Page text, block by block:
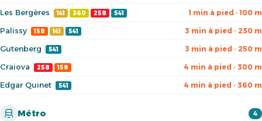
Les Bergères 141 360 258 541 1 min à pied · 100 m
Palissy 158 141 541 3 min à pied · 230 m
Gutenberg 541 3 min à pied · 250 m
Craiova 258 158 4 min à pied · 300 m
Edgar Quinet 541 4 min à pied · 360 m
Métro 4